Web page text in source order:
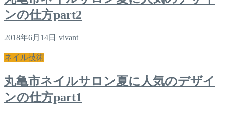
ンの仕方part2
2018年6月14日 vivant
ネイル技術
丸亀市ネイルサロン夏に人気のデザイ
ンの仕方part1